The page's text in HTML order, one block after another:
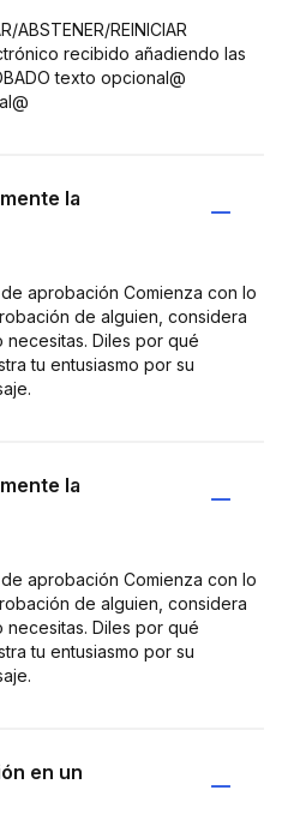
ABSTENER/REINICIAR
recibido añadiendo las
texto opcional@
la
aprobación Comienza con lo
de alguien, considera
necesitas. Diles por qué
tu entusiasmo por su
la
aprobación Comienza con lo
de alguien, considera
necesitas. Diles por qué
tu entusiasmo por su
en un